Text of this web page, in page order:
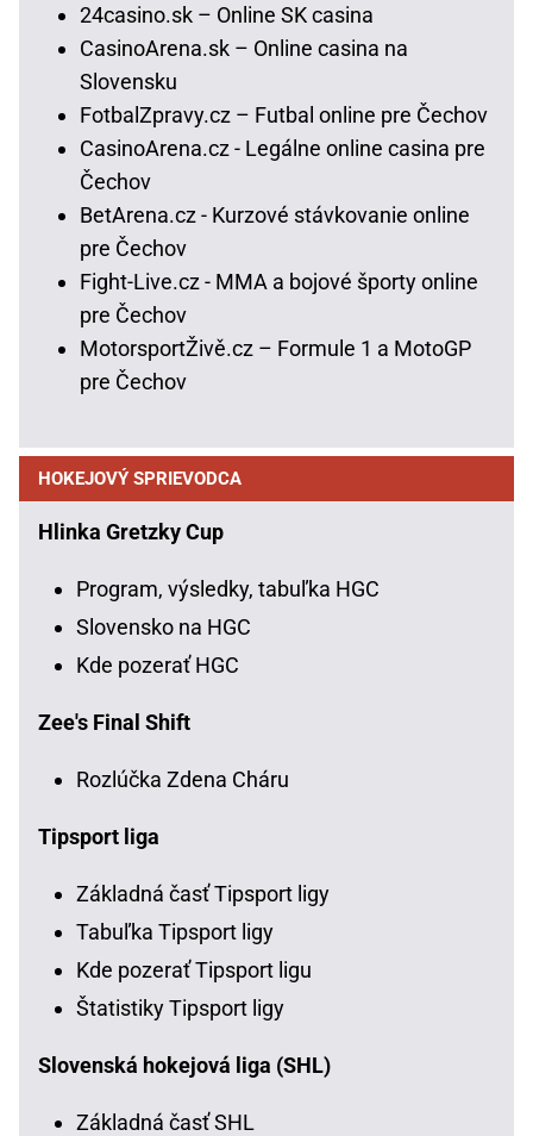
24casino.sk – Online SK casina
CasinoArena.sk – Online casina na
Slovensku
FotbalZpravy.cz – Futbal online pre Čechov
CasinoArena.cz - Legálne online casina pre
Čechov
BetArena.cz - Kurzové stávkovanie online
pre Čechov
Fight-Live.cz - MMA a bojové športy online
pre Čechov
MotorsportŽivě.cz – Formule 1 a MotoGP
pre Čechov
HOKEJOVÝ SPRIEVODCA
Hlinka Gretzky Cup
Program, výsledky, tabuľka HGC
Slovensko na HGC
Kde pozerať HGC
Zee's Final Shift
Rozlúčka Zdena Cháru
Tipsport liga
Základná časť Tipsport ligy
Tabuľka Tipsport ligy
Kde pozerať Tipsport ligu
Štatistiky Tipsport ligy
Slovenská hokejová liga (SHL)
Základná časť SHL